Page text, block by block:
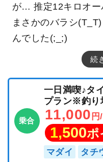
が… 推定12キロオー
まさかのバラシ
んでした(;_;)
続
乗合
一日満喫♪タ
プラン※釣り
11,000 円
1,500ポ
マダイ タチ